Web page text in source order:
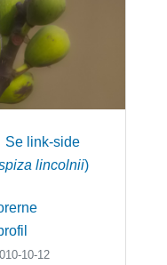
Se link-side
lincolnii)
10-12